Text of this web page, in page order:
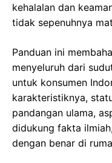
kehalalan dan
tidak sepenuhnya
Panduan ini
menyeluruh dari
untuk konsumen
karakteristiknya,
pandangan ulama,
didukung fakta
dengan benar di